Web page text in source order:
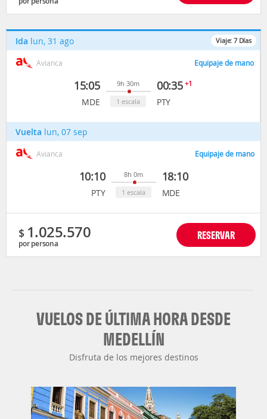
Viaje: 7 Días
Ida lun, 31 ago
Avianca Equipaje de mano
15:05
MDE
9h 30m
1 escala
00:35+1
PTY
Vuelta lun, 07 sep
Avianca Equipaje de mano
10:10
PTY
8h 0m
1 escala
18:10
MDE
$ 1.025.570
por persona
RESERVAR
VUELOS DE ÚLTIMA HORA DESDE
MEDELLÍN
Disfruta de los mejores destinos